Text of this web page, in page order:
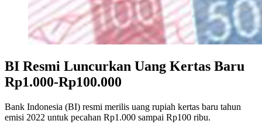
BI Resmi Luncurkan Uang Kertas Baru
Rp1.000-Rp100.000
Bank Indonesia (BI) resmi merilis uang rupiah kertas baru tahun
emisi 2022 untuk pecahan Rp1.000 sampai Rp100 ribu.